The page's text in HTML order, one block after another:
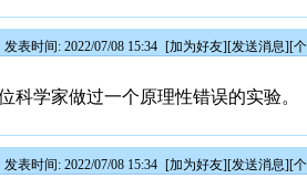
发表时间: 2022/07/08 15:34 [加为好友][发送消息][
科学家做过一个原理性错误的实验。
发表时间: 2022/07/08 15:34 [加为好友][发送消息][